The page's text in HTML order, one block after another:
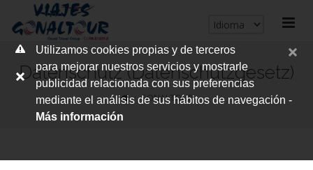
cerrar
Utilizamos cookies propias y de terceros
para mejorar nuestros servicios y mostrarle
publicidad relacionada con sus preferencias
mediante el análisis de sus hábitos de navegación -
Más información
Datenschutz (Datenschutzgesetz)
GONALTOUR